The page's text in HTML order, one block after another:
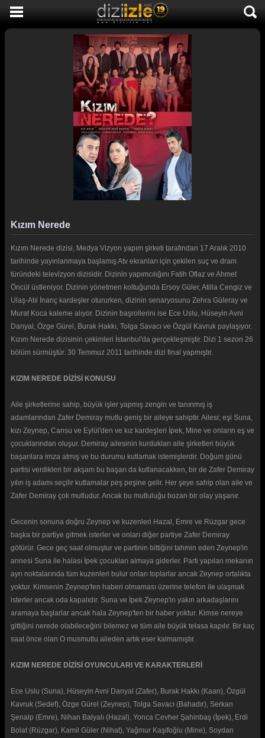
SON EKLENEN DİZİLER
GENÇLİK
DİZİ HABERLERİ
Kızım Nerede
Kızım Nerede dizisi, Medya Vizyon yapım şirketi tarafından 17 Aralık 2010
tarihinde yayınlanmaya başlamış Atv ekranları için çekilen suç ve dram
türündeki televizyon dizisidir. Dizinin yapımcılığını Fatih Oflaz ve Ahmet
Öncül üstleniyor. Dizinin yönetmen koltuğunda Ersoy Güler, Atilla Cengiz ve
Ulaş-Atıl İnanç kardeşler otururken, dizinin senaryosunu Zehra Güleray ve
Murat Koca kaleme alıyor. Dizinin başrollerini ise Ece Uslu, Hüseyin Avni
Danyal, Özge Gürel, Burak Hakkı, Tolga Savacı ve Özgül Kavruk paylaşıyor.
Kızım Nerede dizisinin çekimleri İstanbul'da gerçekleşmiştir. Dizi 1 sezon 26
bölüm sürmüştür. 30 Temmuz 2011 tarihinde dizi final yapmıştır.
KIZIM NEREDE DİZİSİ KONUSU
Aile şirketlerine sahip, büyük işler yapmış zengin ve tanınmış iş
adamlarından Zafer Demiray mutlu geniş bir aileye sahiptir. Ailesi; eşi Suna,
kızı Zeynep, Cansu ve Eylül'den ve kız kardeşleri İpek, Mine ve onların eş ve
çocuklarından oluşur. Demiray ailesinin kurdukları aile şirketleri büyük
başarılara imza atmış ve bu durumu kutlamak istemişlerdir. Doğum günü
partisi verdikleri bir akşam bu başarı da kutlanacakken, bir de Zafer Demiray
yılın iş adamı seçilir kutlamalar peş peşine gelir. Her şeye sahip olan aile ve
Zafer Demiray çok mutludur. Ancak bu mutluluğu bozan bir olay yaşanır.
Gecenin sonuna doğru Zeynep ve kuzenleri Hazal, Emre ve Rüzgar gece
başka bir partiye gitmek isterler ve onları diğer partiye Zafer Demiray
götürür. Gece geç saat olmuştur ve partinin bittiğini tahmin eden Zeynep'in
annesi Suna ile halası İpek çocukları almaya giderler. Parti yapılan mekanın
ayrı noktalarında tüm kuzenleri bulur onları toplarlar ancak Zeynep ortalıkta
yoktur. Kimsenin Zeynep'ten haberi olmaması üzerine telefon ile ulaşmak
isterler ancak oda kapalıdır. Suna ve İpek Zeynep'in yakın arkadaşlarını
aramaya başlarlar ancak hala Zeynep'ten bir haber yoktur. Kimse nereye
gittiğini nerede olabileceğini bilemez ve tüm aile büyük telasa kapılır. Bir kaç
saat önce olan O musmutlu aileden artık eser kalmamıştır.
KIZIM NEREDE DİZİSİ OYUNCULARI VE KARAKTERLERİ
Ece Uslu (Suna), Hüseyin Avni Danyal (Zafer), Burak Hakkı (Kaan), Özgül
Kavruk (Sedef), Özge Gürel (Zeynep), Tolga Savacı (Bahadır), Serkan
Şenalp (Emre), Nihan Balyalı (Hazal), Yonca Cevher Şahinbaş (İpek), Erdi
Bolat (Rüzgar), Kamil Güler (Nihat), Yağmur Kaşifoğlu (Mine), Soydan